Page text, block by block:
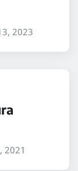
2023
2021